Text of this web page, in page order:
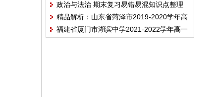
年高中政治统编版必修三政治与法治
政治与法治 期末复习易错易混知识点整理
-2021-2022学年高中政治统编版必修三
精品解析：山东省菏泽市2019-2020学年高
一下学期期末政治试题（B卷）（解析版）
福建省厦门市湖滨中学2021-2022学年高一